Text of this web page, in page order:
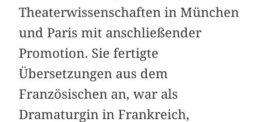
Theaterwissenschaften in München
und Paris mit anschließender
Promotion. Sie fertigte
Übersetzungen aus dem
Französischen an, war als
Dramaturgin in Frankreich,